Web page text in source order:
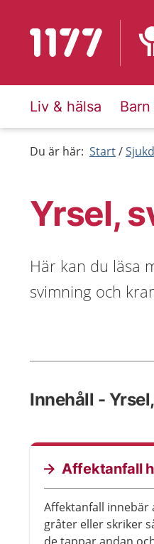
Till startsidan för 1177
Liv & hälsa
Du är här: Start
Yrsel,
Här kan du läsa
svimning och
Innehåll -
Affektanfall
Affektanfall innebär
gråter eller skriker